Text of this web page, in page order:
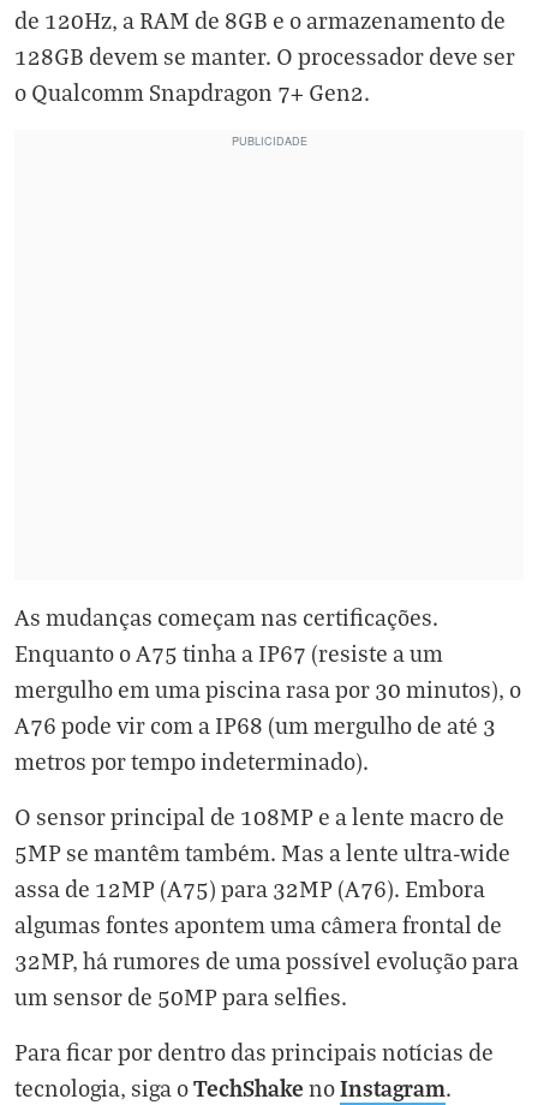
de 120Hz, a RAM de 8GB e o armazenamento de
128GB devem se manter. O processador deve ser
o Qualcomm Snapdragon 7+ Gen2.
As mudanças começam nas certificações.
Enquanto o A75 tinha a IP67 (resiste a um
mergulho em uma piscina rasa por 30 minutos), o
A76 pode vir com a IP68 (um mergulho de até 3
metros por tempo indeterminado).
O sensor principal de 108MP e a lente macro de
5MP se mantêm também. Mas a lente ultra-wide
assa de 12MP (A75) para 32MP (A76). Embora
algumas fontes apontem uma câmera frontal de
32MP, há rumores de uma possível evolução para
um sensor de 50MP para selfies.
Para ficar por dentro das principais notícias de
tecnologia, siga oTechShake noInstagram.